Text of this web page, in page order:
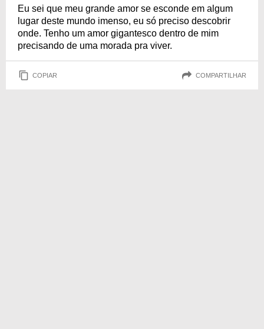
Eu sei que meu grande amor se esconde em algum
lugar deste mundo imenso, eu só preciso descobrir
onde. Tenho um amor gigantesco dentro de mim
precisando de uma morada pra viver.
COPIAR COMPARTILHAR